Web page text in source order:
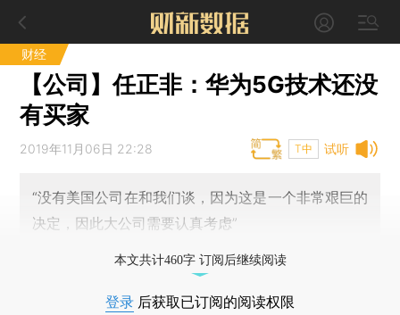
财经
【公司】任正非：华为5G技术还没
有买家
试听
2019年11月06日 22:28 T中
“没有美国公司在和我们谈，因为这是一个非常艰巨的
决定，因此大公司需要认真考虑”
本文共计460字 订阅后继续阅读
登录 后获取已订阅的阅读权限